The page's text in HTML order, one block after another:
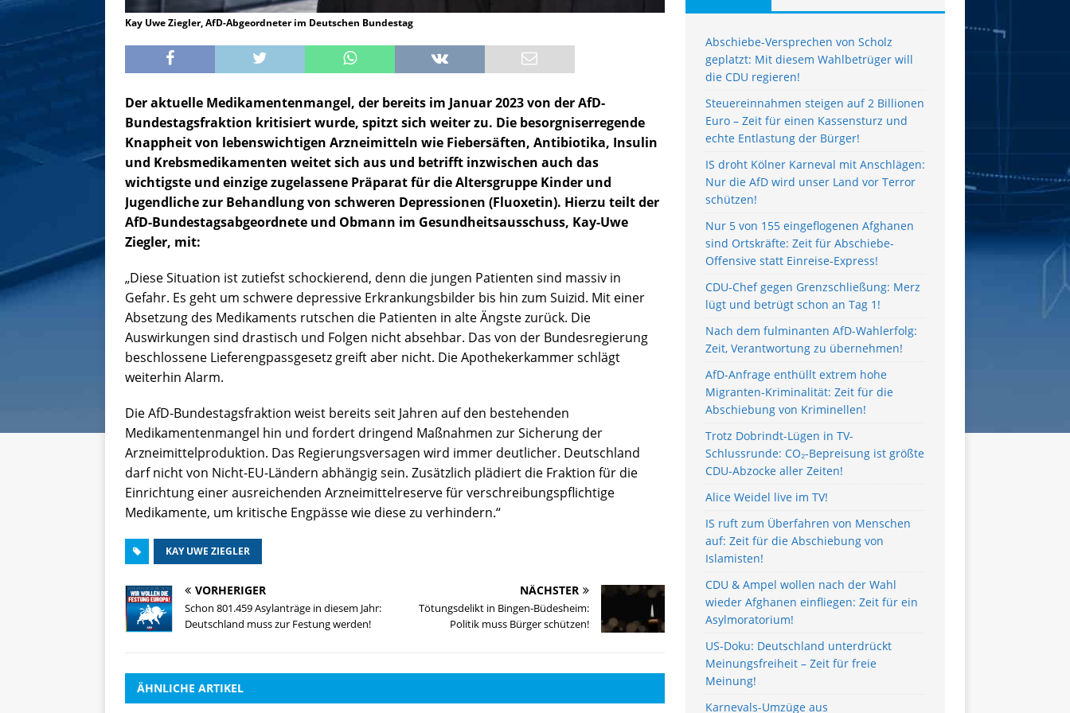
Kay Uwe Ziegler, AfD-Abgeordneter im Deutschen Bundestag
Der aktuelle Medikamentenmangel, der bereits im Januar 2023 von der AfD-
Bundestagsfraktion kritisiert wurde, spitzt sich weiter zu. Die besorgniserregende
Knappheit von lebenswichtigen Arzneimitteln wie Fiebersäften, Antibiotika, Insulin
und Krebsmedikamenten weitet sich aus und betrifft inzwischen auch das
wichtigste und einzige zugelassene Präparat für die Altersgruppe Kinder und
Jugendliche zur Behandlung von schweren Depressionen (Fluoxetin). Hierzu teilt der
AfD-Bundestagsabgeordnete und Obmann im Gesundheitsausschuss, Kay-Uwe
Ziegler, mit:
„Diese Situation ist zutiefst schockierend, denn die jungen Patienten sind massiv in
Gefahr. Es geht um schwere depressive Erkrankungsbilder bis hin zum Suizid. Mit einer
Absetzung des Medikaments rutschen die Patienten in alte Ängste zurück. Die
Auswirkungen sind drastisch und Folgen nicht absehbar. Das von der Bundesregierung
beschlossene Lieferengpassgesetz greift aber nicht. Die Apothekerkammer schlägt
weiterhin Alarm.
Die AfD-Bundestagsfraktion weist bereits seit Jahren auf den bestehenden
Medikamentenmangel hin und fordert dringend Maßnahmen zur Sicherung der
Arzneimittelproduktion. Das Regierungsversagen wird immer deutlicher. Deutschland
darf nicht von Nicht-EU-Ländern abhängig sein. Zusätzlich plädiert die Fraktion für die
Einrichtung einer ausreichenden Arzneimittelreserve für verschreibungspflichtige
Medikamente, um kritische Engpässe wie diese zu verhindern.“
KAY UWE ZIEGLER
VORHERIGER
Schon 801.459 Asylanträge in diesem Jahr:
Deutschland muss zur Festung werden!
NÄCHSTER
Tötungsdelikt in Bingen-Büdesheim:
Politik muss Bürger schützen!
ÄHNLICHE ARTIKEL
Abschiebe-Versprechen von Scholz
geplatzt: Mit diesem Wahlbetrüger will
die CDU regieren!
Steuereinnahmen steigen auf 2 Billionen
Euro – Zeit für einen Kassensturz und
echte Entlastung der Bürger!
IS droht Kölner Karneval mit Anschlägen:
Nur die AfD wird unser Land vor Terror
schützen!
Nur 5 von 155 eingeflogenen Afghanen
sind Ortskräfte: Zeit für Abschiebe-
Offensive statt Einreise-Express!
CDU-Chef gegen Grenzschließung: Merz
lügt und betrügt schon an Tag 1!
Nach dem fulminanten AfD-Wahlerfolg:
Zeit, Verantwortung zu übernehmen!
AfD-Anfrage enthüllt extrem hohe
Migranten-Kriminalität: Zeit für die
Abschiebung von Kriminellen!
Trotz Dobrindt-Lügen in TV-
Schlussrunde: CO₂-Bepreisung ist größte
CDU-Abzocke aller Zeiten!
Alice Weidel live im TV!
IS ruft zum Überfahren von Menschen
auf: Zeit für die Abschiebung von
Islamisten!
CDU & Ampel wollen nach der Wahl
wieder Afghanen einfliegen: Zeit für ein
Asylmoratorium!
US-Doku: Deutschland unterdrückt
Meinungsfreiheit – Zeit für freie
Meinung!
Karnevals-Umzüge aus